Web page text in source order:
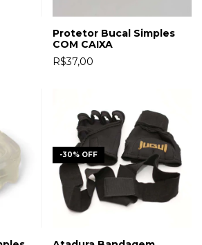
Protetor Bucal Simples
COM CAIXA
R$37,00
-30% OFF